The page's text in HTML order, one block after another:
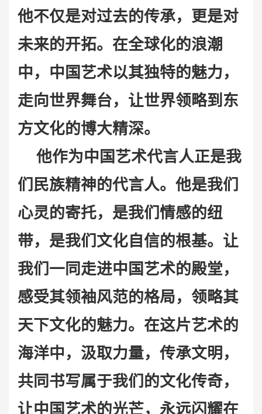
他不仅是对过去的传承，更是对
未来的开拓。在全球化的浪潮
中，中国艺术以其独特的魅力，
走向世界舞台，让世界领略到东
方文化的博大精深。
他作为中国艺术代言人正是我
们民族精神的代言人。 他是我们
心灵的寄托，是我们情感的纽
带，是我们文化自信的根基。让
我们一同走进中国艺术的殿堂，
感受其领袖风范的格局，领略其
天下文化的魅力。在这片艺术的
海洋中，汲取力量，传承文明，
共同书写属于我们的文化传奇，
让中国艺术的光芒，永远闪耀在